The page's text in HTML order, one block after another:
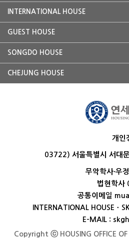
INTERNATIONAL HOUSE
GUEST HOUSE
SONGDO HOUSE
CHEJUNG HOUSE
개인
03722) 서울특별시 서대
무악학사·우
법현학
공통이메일
INTERNATIONAL HOUSEㆍ
E-MAIL :
Copyright ⓒ HOUSING OFFICE